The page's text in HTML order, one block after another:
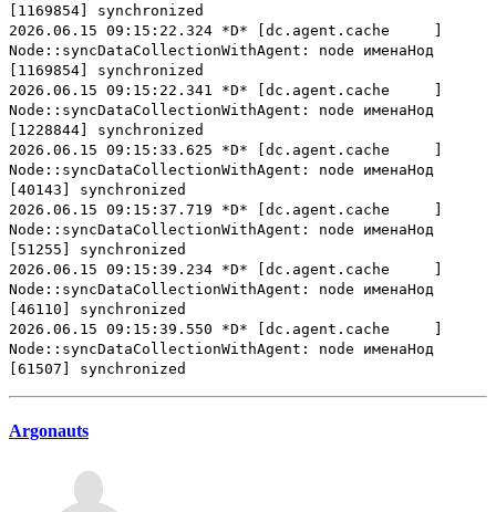
[1169854] synchronized
2026.06.15 09:15:22.324 *D* [dc.agent.cache ]
Node::syncDataCollectionWithAgent: node именаНод
[1169854] synchronized
2026.06.15 09:15:22.341 *D* [dc.agent.cache ]
Node::syncDataCollectionWithAgent: node именаНод
[1228844] synchronized
2026.06.15 09:15:33.625 *D* [dc.agent.cache ]
Node::syncDataCollectionWithAgent: node именаНод
[40143] synchronized
2026.06.15 09:15:37.719 *D* [dc.agent.cache ]
Node::syncDataCollectionWithAgent: node именаНод
[51255] synchronized
2026.06.15 09:15:39.234 *D* [dc.agent.cache ]
Node::syncDataCollectionWithAgent: node именаНод
[46110] synchronized
2026.06.15 09:15:39.550 *D* [dc.agent.cache ]
Node::syncDataCollectionWithAgent: node именаНод
[61507] synchronized
Argonauts